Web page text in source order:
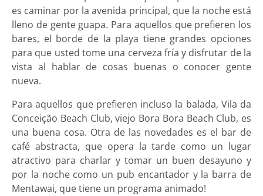
es caminar por la avenida principal, que la noche está
lleno de gente guapa. Para aquellos que prefieren los
bares, el borde de la playa tiene grandes opciones
para que usted tome una cerveza fría y disfrutar de la
vista al hablar de cosas buenas o conocer gente
nueva.
Para aquellos que prefieren incluso la balada, Vila da
Conceição Beach Club, viejo Bora Bora Beach Club, es
una buena cosa. Otra de las novedades es el bar de
café abstracta, que opera la tarde como un lugar
atractivo para charlar y tomar un buen desayuno y
por la noche como un pub encantador y la barra de
Mentawai, que tiene un programa animado!